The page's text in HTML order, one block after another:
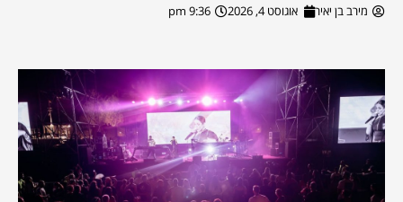
מירב בן יאיר אוגוסט 4, 2026 9:36 pm